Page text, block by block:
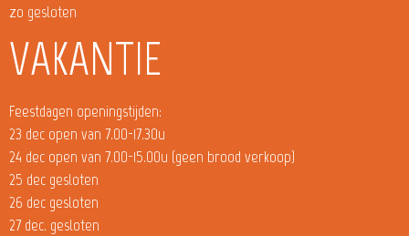
zo gesloten
VAKANTIE
Feestdagen openingstijden:
23 dec open van 7.00-17.30u
24 dec open van 7.00-15.00u (geen brood verkoop)
25 dec gesloten
26 dec gesloten
27 dec. gesloten